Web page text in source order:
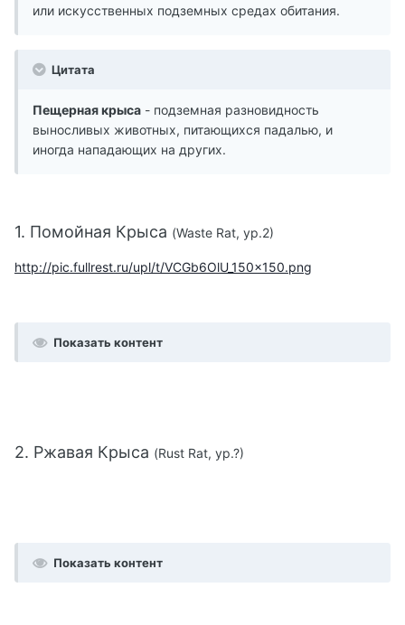
или искусственных подземных средах обитания.
Цитата
Пещерная крыса - подземная разновидность
выносливых животных, питающихся падалью, и
иногда нападающих на других.
1. Помойная Крыса (Waste Rat, ур.2)
http://pic.fullrest.ru/upl/t/VCGb6OlU_150x150.png
Показать контент
2. Ржавая Крыса (Rust Rat, ур.?)
Показать контент